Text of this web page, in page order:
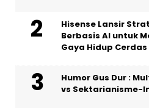
Hisense Lansir
Berbasis AI untuk
Gaya Hidup Cerdas
Humor Gus Dur :
vs Sektarianisme-